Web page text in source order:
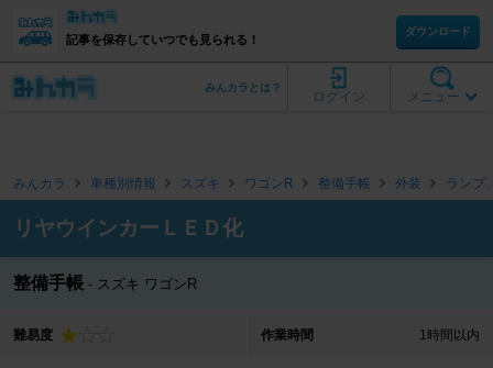
記事を保存していつでも見られる！
ダウンロード
メニュー
ログイン
みんカラとは？
みんカラ 車種別情報 スズキ ワゴンR 整備手帳 外装 ランプ
リヤウインカーＬＥＤ化
整備手帳 スズキ ワゴンR
難易度 作業時間 1時間以内